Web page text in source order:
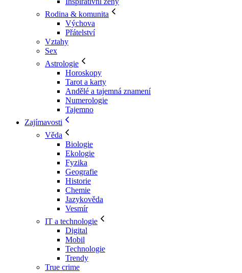
Rodina & komunita
Výchova
Přátelství
Vztahy
Sex
Astrologie
Horoskopy
Tarot a karty
Andělé a tajemná znamení
Numerologie
Tajemno
Zajímavosti
Věda
Biologie
Ekologie
Fyzika
Geografie
Historie
Chemie
Jazykověda
Vesmír
IT a technologie
Digital
Mobil
Technologie
Trendy
True crime